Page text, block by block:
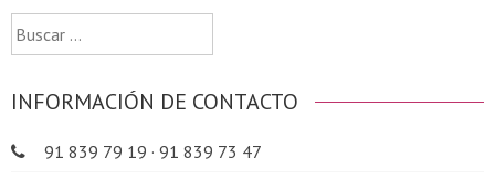
Buscar:
INFORMACIÓN DE CONTACTO
91 839 79 19 · 91 839 73 47